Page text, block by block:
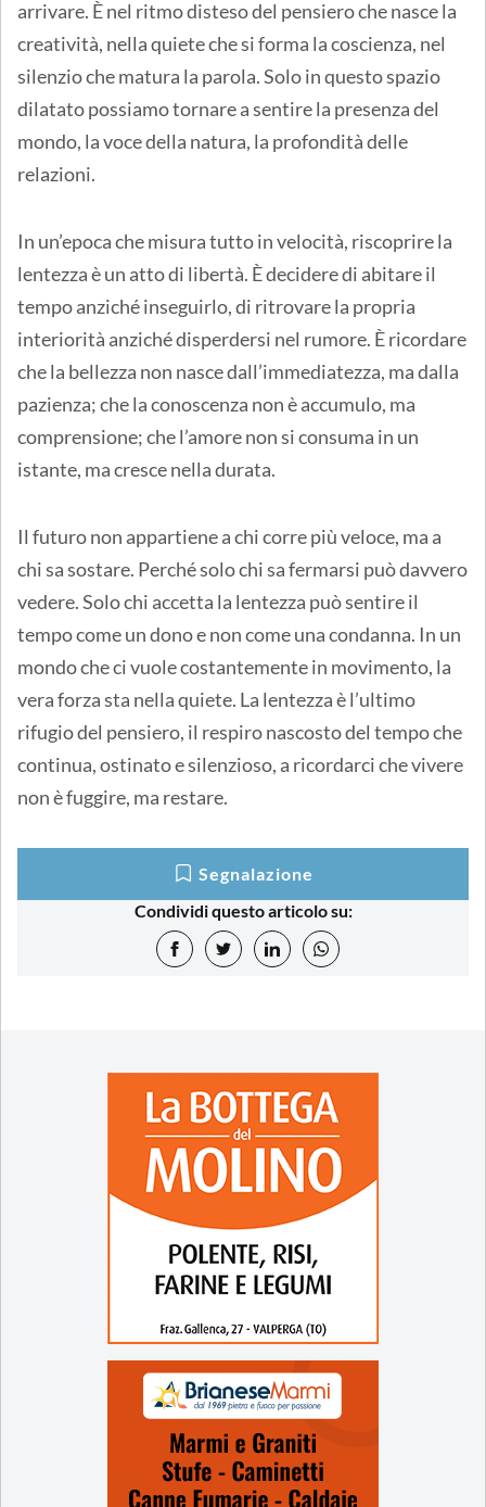
arrivare. È nel ritmo disteso del pensiero che nasce la
creatività, nella quiete che si forma la coscienza, nel
silenzio che matura la parola. Solo in questo spazio
dilatato possiamo tornare a sentire la presenza del
mondo, la voce della natura, la profondità delle
relazioni.
In un’epoca che misura tutto in velocità, riscoprire la
lentezza è un atto di libertà. È decidere di abitare il
tempo anziché inseguirlo, di ritrovare la propria
interiorità anziché disperdersi nel rumore. È ricordare
che la bellezza non nasce dall’immediatezza, ma dalla
pazienza; che la conoscenza non è accumulo, ma
comprensione; che l’amore non si consuma in un
istante, ma cresce nella durata.
Il futuro non appartiene a chi corre più veloce, ma a
chi sa sostare. Perché solo chi sa fermarsi può davvero
vedere. Solo chi accetta la lentezza può sentire il
tempo come un dono e non come una condanna. In un
mondo che ci vuole costantemente in movimento, la
vera forza sta nella quiete. La lentezza è l’ultimo
rifugio del pensiero, il respiro nascosto del tempo che
continua, ostinato e silenzioso, a ricordarci che vivere
non è fuggire, ma restare.
Segnalazione
Condividi questo articolo su: